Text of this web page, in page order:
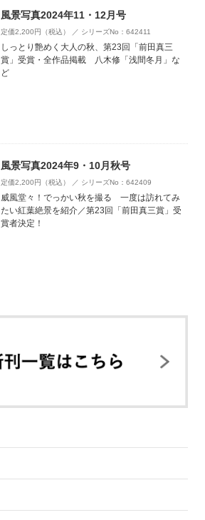
風景写真2024年11・12月号
定価2,200円（税込） ／ シリーズNo：642411
しっとり艶めく大人の秋、第23回「前田真三
賞」受賞・全作品掲載 八木修「浅間冬月」な
ど
風景写真2024年9・10月秋号
定価2,200円（税込） ／ シリーズNo：642409
威風堂々！でっかい秋を撮る 一度は訪れてみ
たい紅葉絶景を紹介／第23回「前田真三賞」受
賞者決定！